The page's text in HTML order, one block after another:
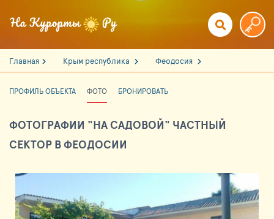
Главная Крым республика Феодосия
ПРОФИЛЬ ОБЪЕКТА ФОТО БРОНИРОВАТЬ
ФОТОГРАФИИ "НА САДОВОЙ" ЧАСТНЫЙ
СЕКТОР В ФЕОДОСИИ